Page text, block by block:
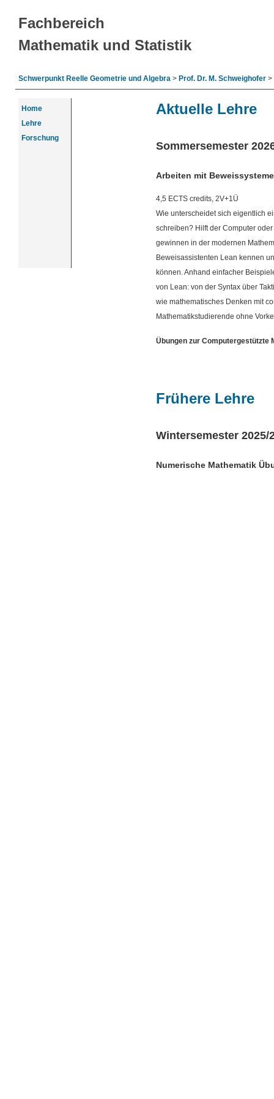
Fachbereich
Mathematik und Statistik
Schwerpunkt Reelle Geometrie und Algebra > Prof. Dr. M. Schweighofer >
Home
Lehre
Forschung
Aktuelle Lehre
Sommersemester
Arbeiten mit
4,5 ECTS credits, 2V+1Ü
Wie unterscheidet sich eigentlich
schreiben? Hilft der Computer
gewinnen in der modernen
Beweisassistenten Lean kennen
können. Anhand einfacher
von Lean: von der Syntax über
wie mathematisches Denken mit
Mathematikstudierende ohne
Übungen zur Computergestützte
Frühere Lehre
Wintersemester 2025/
Numerische Mathematik